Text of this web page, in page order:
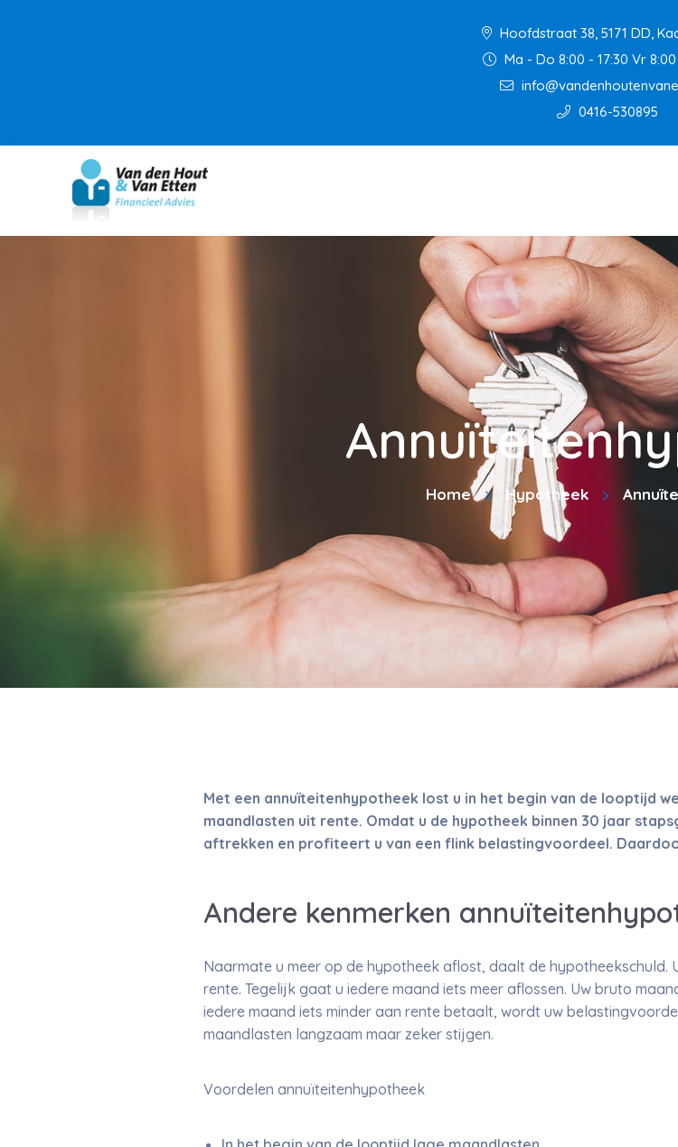
Hoofdstraat 38, 5171 DD,
Ma - Do 8:00 - 17:30 Vr
0416-530895
Home Hypotheek
Met een annuïteitenhypotheek lost u in het begin van de looptijd
maandlasten uit rente. Omdat u de hypotheek binnen 30 jaar
aftrekken en profiteert u van een flink belastingvoordeel.
Andere kenmerken
Naarmate u meer op de hypotheek aflost, daalt de
rente. Tegelijk gaat u iedere maand iets meer aflossen. Uw bruto
iedere maand iets minder aan rente betaalt, wordt uw
maandlasten langzaam maar zeker stijgen.
Voordelen annuïteitenhypotheek